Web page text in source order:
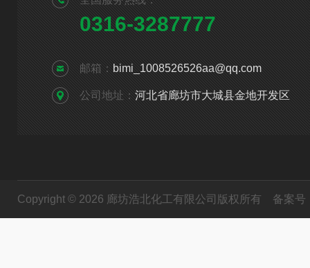
0316-3287777
邮箱： bimi_1008526526aa@qq.com
公司地址： 河北省廊坊市大城县金地开发区
Copyright © 2026 廊坊浩北化工有限公司版权所有 备案号